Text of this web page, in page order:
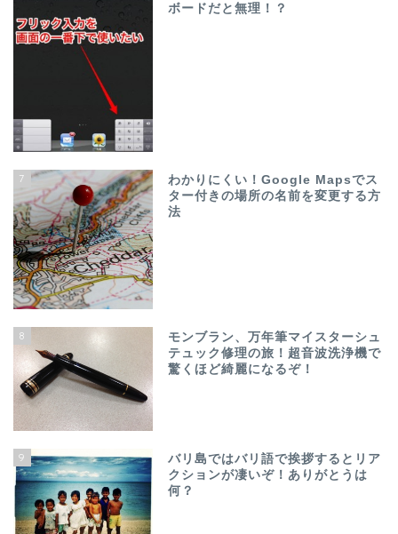
ボードだと無理！？
7
わかりにくい！Google Mapsでス
ター付きの場所の名前を変更する方
法
8
モンブラン、万年筆マイスターシュ
テュック修理の旅！超音波洗浄機で
驚くほど綺麗になるぞ！
9
バリ島ではバリ語で挨拶するとリア
クションが凄いぞ！ありがとうは
何？